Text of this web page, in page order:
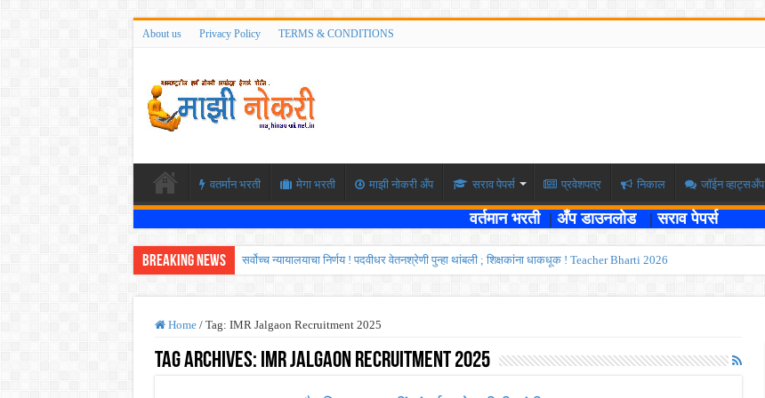
About us Privacy Policy TERMS & CONDITIONS
वतर्मान भरती मेगा भरती माझी नोकरी अँप सराव पेपर्स प्रवेशपत्र निकाल जॉईन व्हाट्सअँप
वर्तमान भरती | अँप डाउनलोड |सराव पेपर्स
Breaking News सर्वोच्च न्यायालयाचा निर्णय ! पदवीधर वेतनश्रेणी पुन्हा थांबली ; शिक्षकांना धाकधूक ! Teacher Bharti 2026
Home / Tag: IMR Jalgaon Recruitment 2025
Tag Archives: IMR Jalgaon Recruitment 2025